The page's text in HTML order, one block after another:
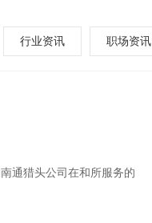
行业资讯 职场资讯
通猎头公司在和所服务的